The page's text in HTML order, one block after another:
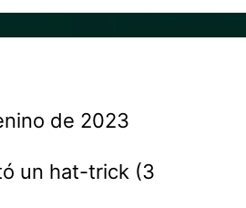
de 2023
un hat-trick (3